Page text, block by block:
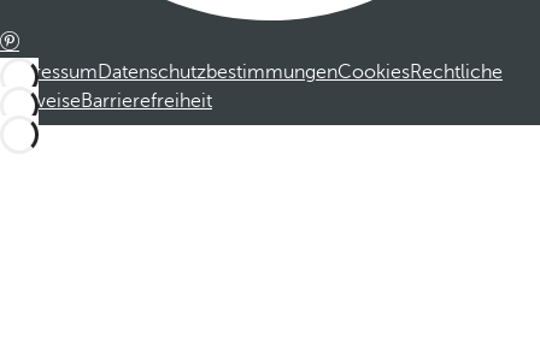
ImpressumDatenschutzbestimmungenCookiesRechtliche
HinweiseBarrierefreiheit